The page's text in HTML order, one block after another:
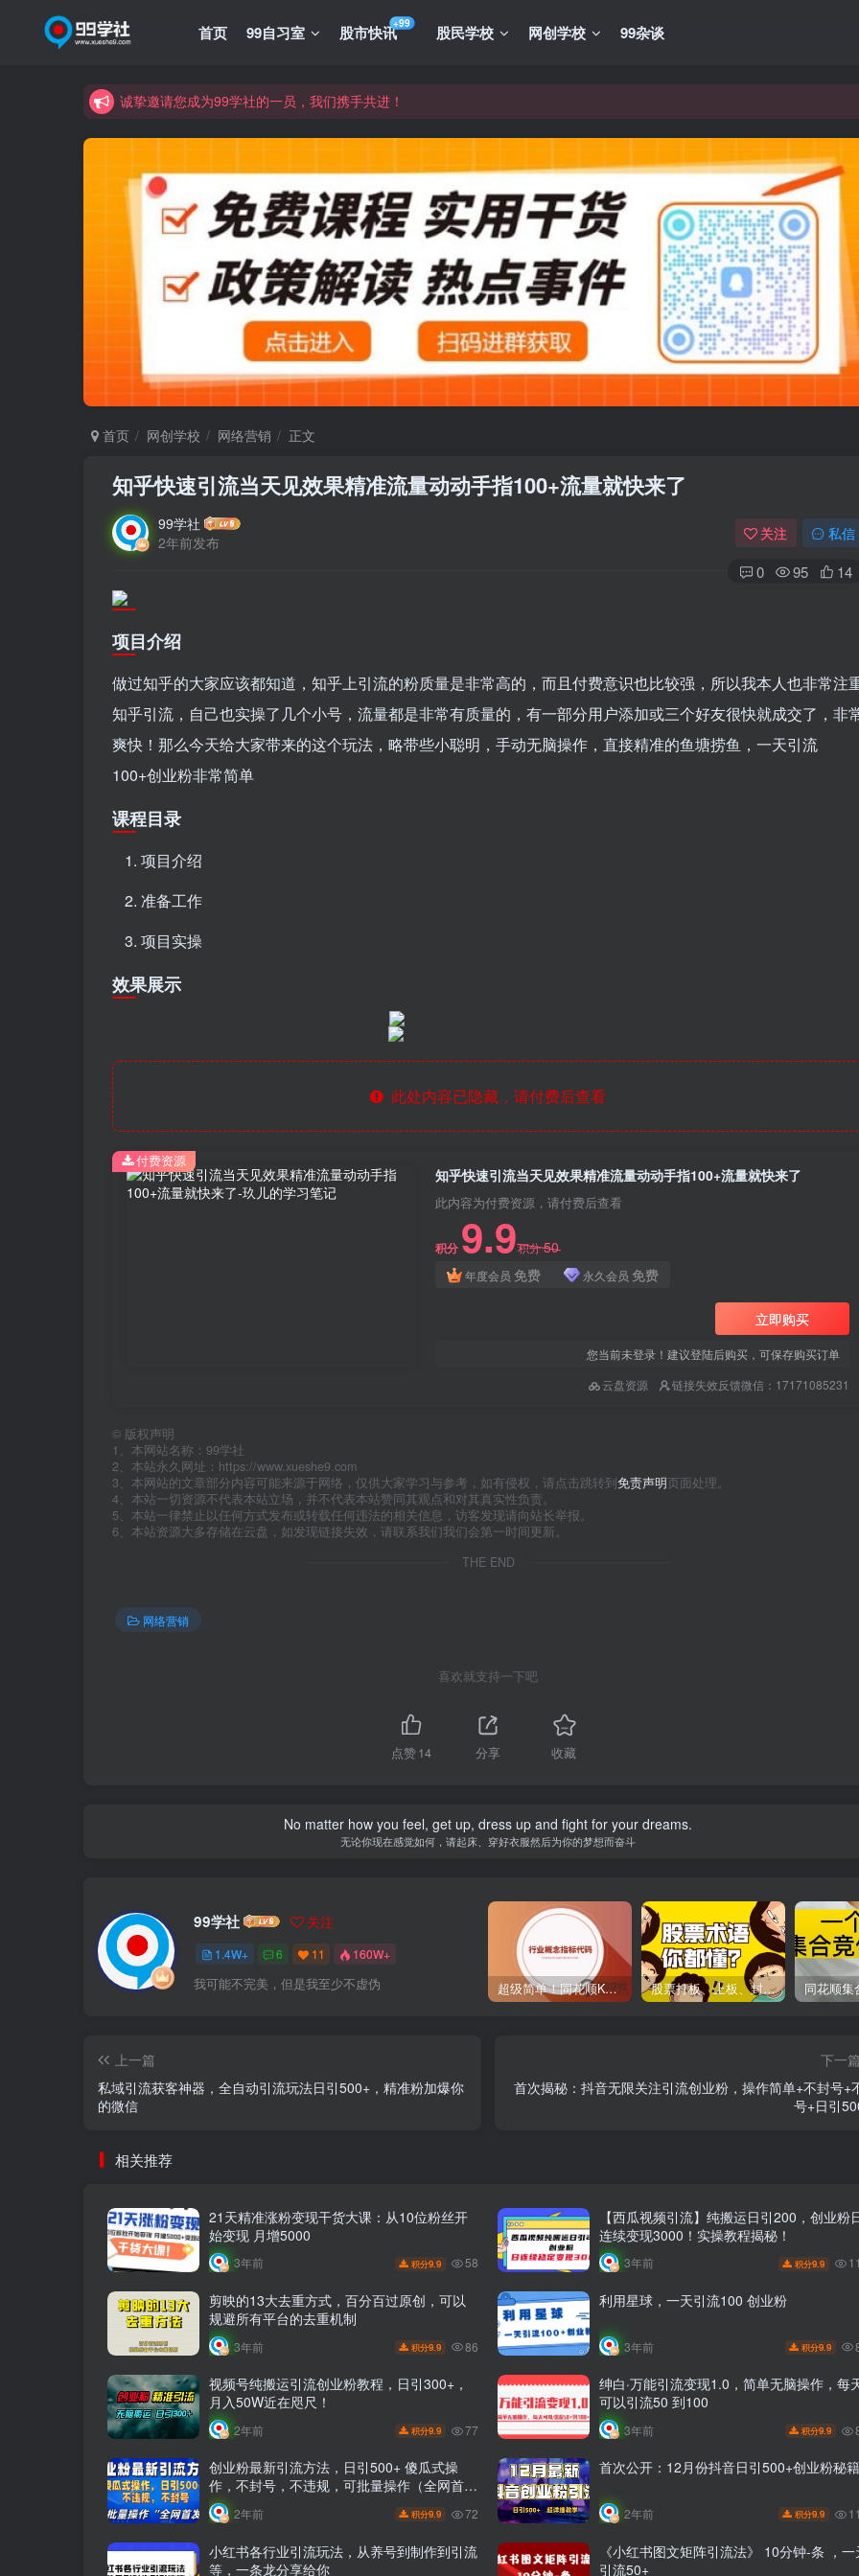
首页 99自习室 股市快讯+99 股民学校 网创学校 99杂谈
诚挚邀请您成为99学社的一员，我们携手共进！
诚挚邀请您成为99学社的一员，我们携手共进！
学习路上不孤独，99学社与你同行！分享全网优质VIP资源，炒股教程、创业教程、网络营销教程、自媒体短视频教程等，长
首页 网创学校 网络营销 正文
知乎快速引流当天见效果精准流量动动手指100+流量就快来了
99学社
2年前发布
关注 私信
0 95 14
项目介绍
做过知乎的大家应该都知道，知乎上引流的粉质量是非常高的，而且付费意识也比较强，所以我本人也非常注
知乎引流，自己也实操了几个小号，流量都是非常有质量的，有一部分用户添加或三个好友很快就成交了，非
爽快！那么今天给大家带来的这个玩法，略带些小聪明，手动无脑操作，直接精准的鱼塘捞鱼，一天引流
100+创业粉非常简单
课程目录
项目介绍
准备工作
项目实操
效果展示
此处内容已隐藏，请付费后查看
知乎快速引流当天见效果精准流量动动手指100+流量就快来了
此内容为付费资源，请付费后查看
积分 9.9积分50
年度会员 免费 永久会员 免费
立即购买
您当前未登录！建议登陆后购买，可保存购买订单
云盘资源
链接失效反馈微信：17171085231
付费资源
© 版权声明
1、本网站名称：99学社
2、本站永久网址：https://www.xueshe9.com
3、本网站的文章部分内容可能来源于网络，仅供大家学习与参考，如有侵权，请点击跳转到免责声明页面处理。
4、本站一切资源不代表本站立场，并不代表本站赞同其观点和对其真实性负责。
5、本站一律禁止以任何方式发布或转载任何违法的相关信息，访客发现请向站长举报。
6、本站资源大多存储在云盘，如发现链接失效，请联系我们我们会第一时间更新。
THE END
网络营销
喜欢就支持一下吧
点赞14 分享 收藏
No matter how you feel, get up, dress up and fight for your dreams.
无论你现在感觉如何，请起床、穿好衣服然后为你的梦想而奋斗
99学社 关注
1.4W+ 6 11 160W+
我可能不完美，但是我至少不虚伪 超级简单！同花顺K线界面显示行业概念指标代码图解 股票打板、上板、封板、翘板、炸板是什么意思？炒股你必须懂的暗语！
上一篇
私域引流获客神器，全自动引流玩法日引500+，精准粉加爆你
的微信
下一篇
首次揭秘：抖音无限关注引流创业粉，操作简单+不封号+
号+日引
相关推荐
21天精准涨粉变现干货大课：从10位粉丝开
始变现 月增5000
3年前 积分9.9 58
【西瓜视频引流】纯搬运日引200，创业粉
连续变现3000！实操教程揭秘！
3年前 积分9.9
剪映的13大去重方式，百分百过原创，可以
规避所有平台的去重机制
3年前 积分9.9 86
利用星球，一天引流100 创业粉
3年前 积分9.9
视频号纯搬运引流创业粉教程，日引300+，
月入50W近在咫尺！
2年前 积分9.9 77
绅白·万能引流变现1.0，简单无脑操作，每
可以引流50 到100
3年前 积分9.9
创业粉最新引流方法，日引500+ 傻瓜式操
作，不封号，不违规，可批量操作（全网首
发）
2年前 积分9.9 72
首次公开：12月份抖音日引500+创业粉秘籍
2年前 积分9.9
小红书各行业引流玩法，从养号到制作到引流
等，一条龙分享给你
《小红书图文矩阵引流法》 10分钟-条 ，一
引流50+